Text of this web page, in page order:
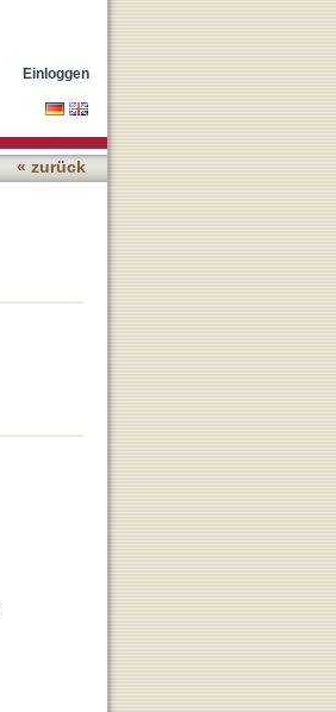
Einloggen
« zurück